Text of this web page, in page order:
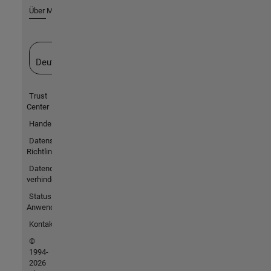
Über MathWorks
Deutschland
Trust
Center
Handelsmarken
Datenschutz-
Richtlinien
Datendiebstahl
verhindern
Status von
Anwendungen
Kontakt
©
1994-
2026